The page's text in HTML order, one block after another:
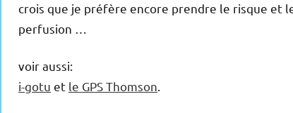
crois que je préfère encore prendre le risque et
perfusion …
voir aussi:
i-gotu et le GPS Thomson